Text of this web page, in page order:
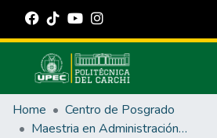
Communities & Collections
All of DSpace
Home
Centro de Posgrado
Maestria en Administración Pública